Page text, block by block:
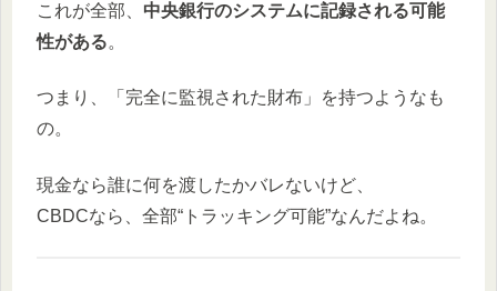
これが全部、 中央銀行のシステムに記録される可能
性がある。
つまり、「完全に監視された財布」を持つようなも
の。
現金なら誰に何を渡したかバレないけど、
CBDCなら、全部“トラッキング可能”なんだよね。